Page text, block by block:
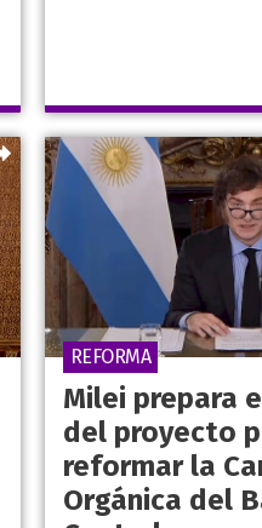
Milei prepara
del proyecto
reformar la
Orgánica del
REFORMA